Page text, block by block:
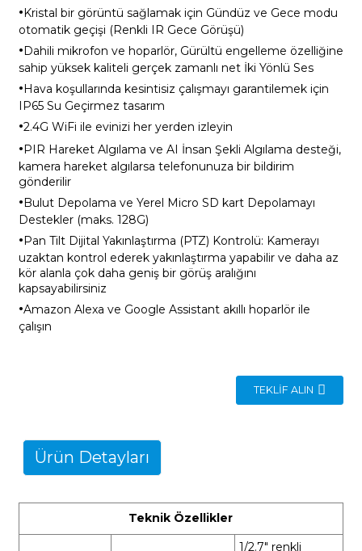
·Kristal bir görüntü sağlamak için Gündüz ve Gece modu
otomatik geçişi (Renkli IR Gece Görüşü)
·Dahili mikrofon ve hoparlör, Gürültü engelleme özelliğine
sahip yüksek kaliteli gerçek zamanlı net İki Yönlü Ses
·Hava koşullarında kesintisiz çalışmayı garantilemek için
IP65 Su Geçirmez tasarım
·2.4G WiFi ile evinizi her yerden izleyin
·PIR Hareket Algılama ve AI İnsan Şekli Algılama desteği,
kamera hareket algılarsa telefonunuza bir bildirim
gönderilir
·Bulut Depolama ve Yerel Micro SD kart Depolamayı
Destekler (maks. 128G)
·Pan Tilt Dijital Yakınlaştırma (PTZ) Kontrolü: Kamerayı
uzaktan kontrol ederek yakınlaştırma yapabilir ve daha az
kör alanla çok daha geniş bir görüş aralığını
kapsayabilirsiniz
·Amazon Alexa ve Google Assistant akıllı hoparlör ile
çalışın
TEKLIF ALIN
Ürün Detayları
Teknik Özellikler
1/2.7" renkli